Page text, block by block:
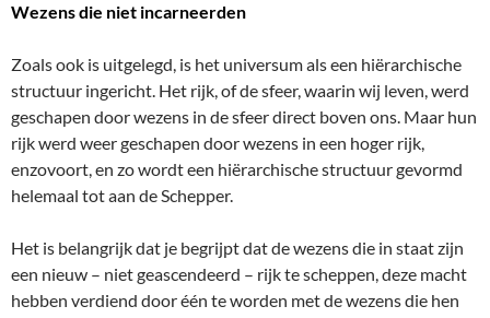
Wezens die niet incarneerden
Zoals ook is uitgelegd, is het universum als een hiërarchische
structuur ingericht. Het rijk, of de sfeer, waarin wij leven, werd
geschapen door wezens in de sfeer direct boven ons. Maar hun
rijk werd weer geschapen door wezens in een hoger rijk,
enzovoort, en zo wordt een hiërarchische structuur gevormd
helemaal tot aan de Schepper.
Het is belangrijk dat je begrijpt dat de wezens die in staat zijn
een nieuw – niet geascendeerd – rijk te scheppen, deze macht
hebben verdiend door één te worden met de wezens die hen